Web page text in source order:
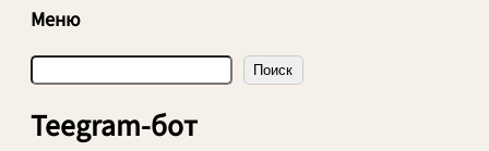
Меню
П
о
и
Поиск
Teegram-бот